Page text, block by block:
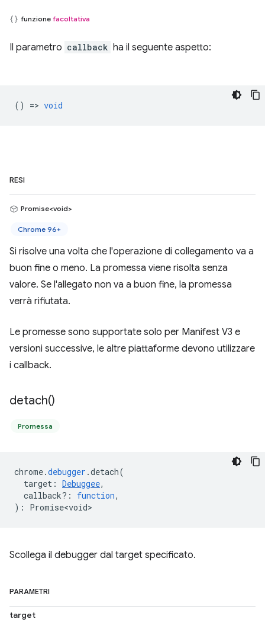
funzione facoltativa
Il parametro callback ha il seguente aspetto:
() => void
RESI
Promise<void>
Chrome 96+
Si risolve una volta che l'operazione di collegamento va a
buon fine o meno. La promessa viene risolta senza
valore. Se l'allegato non va a buon fine, la promessa
verrà rifiutata.
Le promesse sono supportate solo per Manifest V3 e
versioni successive, le altre piattaforme devono utilizzare
i callback.
detach()
Promessa
chrome.debugger .detach(
target : Debuggee,
callback? : function,
) : Promise<void>
Scollega il debugger dal target specificato.
PARAMETRI
target